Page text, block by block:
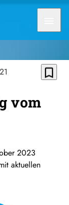
bookmark_border
vom
2023
aktuellen